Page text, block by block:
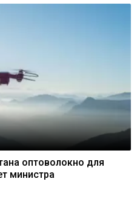
оптоволокно для
министра